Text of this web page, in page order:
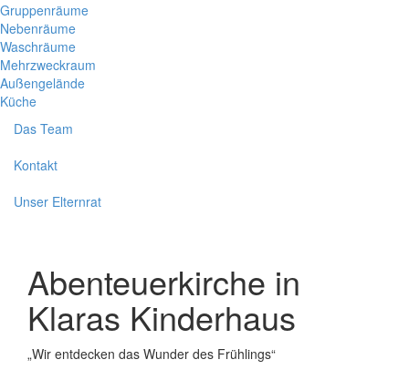
Gruppenräume
Nebenräume
Waschräume
Mehrzweckraum
Außengelände
Küche
Das Team
Kontakt
Unser Elternrat
Abenteuerkirche in
Klaras Kinderhaus
„Wir entdecken das Wunder des Frühlings“